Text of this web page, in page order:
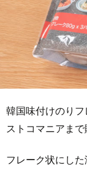
韓国味付けのり
ストコマニアまで
フレーク状にし